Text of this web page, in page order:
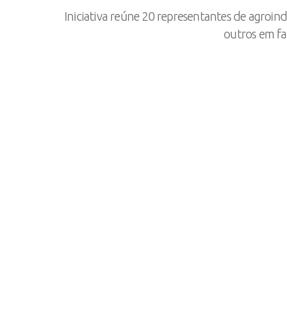
Iniciativa reúne 20 representantes de
outros em